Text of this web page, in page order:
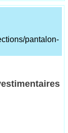
pantalon-